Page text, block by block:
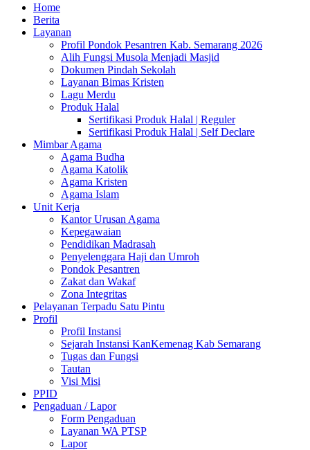
Home
Berita
Layanan
Profil Pondok Pesantren Kab. Semarang 2026
Alih Fungsi Musola Menjadi Masjid
Dokumen Pindah Sekolah
Layanan Bimas Kristen
Lagu Merdu
Produk Halal
Sertifikasi Produk Halal | Reguler
Sertifikasi Produk Halal | Self Declare
Mimbar Agama
Agama Budha
Agama Katolik
Agama Kristen
Agama Islam
Unit Kerja
Kantor Urusan Agama
Kepegawaian
Pendidikan Madrasah
Penyelenggara Haji dan Umroh
Pondok Pesantren
Zakat dan Wakaf
Zona Integritas
Pelayanan Terpadu Satu Pintu
Profil
Profil Instansi
Sejarah Instansi KanKemenag Kab Semarang
Tugas dan Fungsi
Tautan
Visi Misi
PPID
Pengaduan / Lapor
Form Pengaduan
Layanan WA PTSP
Lapor